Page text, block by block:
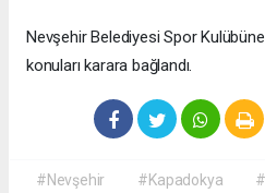
Nevşehir Belediyesi Spor
konuları karara bağlandı.
#Nevşehir #Kapadokya